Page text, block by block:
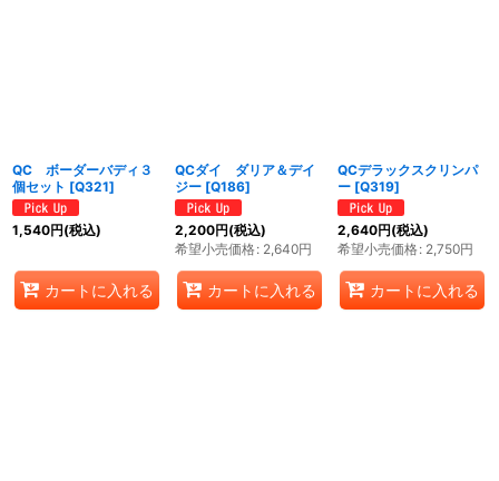
QC ボーダーバディ３
個セット [Q321]
1,540円(税込)
カートに入れる
QCダイ ダリア＆デイ
ジー [Q186]
2,200円(税込)
希望小売価格: 2,640円
カートに入れる
QCデラックスクリンパ
ー [Q319]
2,640円(税込)
希望小売価格: 2,750円
カートに入れる